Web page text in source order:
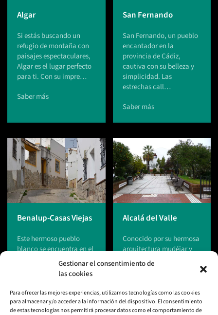
Gestionar el consentimiento de
las cookies
Para ofrecer las mejores experiencias, utilizamos tecnologías como las cookies
para almacenar y/o acceder a la información del dispositivo. El consentimiento
de estas tecnologías nos permitirá procesar datos como el comportamiento de
Algar
Si estás buscando un
refugio de montaña con
paisajes espectaculares,
Algar es el lugar perfecto
para ti. Con su impre…
Saber más
San Fernando
San Fernando, un pueblo
encantador en la
provincia de Cádiz,
cautiva con su belleza y
simplicidad. Las
estrechas call…
Saber más
Benalup-Casas Viejas
Este hermoso pueblo
blanco se encuentra en el
corazón de la provincia
de Cádiz, rodeado de
impresionantes paisajes
na…
Saber más
Alcalá del Valle
Conocido por su hermosa
arquitectura mudéjar y
por su tradicional
mercado de los miércoles,
Saber más